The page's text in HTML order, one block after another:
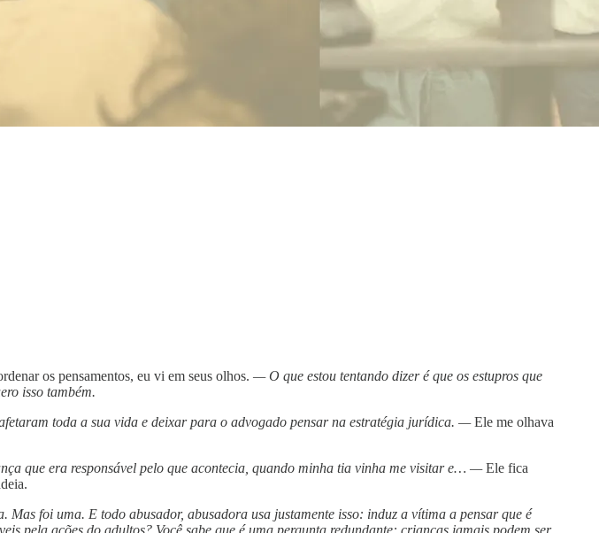
os pensamentos, eu vi em seus olhos. — O que estou tentando dizer é que os estupros que
isso também.
toda a sua vida e deixar para o advogado pensar na estratégia jurídica. —Ele me olhava
que era responsável pelo que acontecia, quando minha tia vinha me visitar e… —Ele fica
foi uma. E todo abusador, abusadora usa justamente isso: induz a vítima a pensar que é
pela ações do adultos? Você sabe que é uma pergunta redundante: crianças jamais podem ser